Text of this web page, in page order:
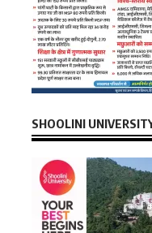
SHOOLINI